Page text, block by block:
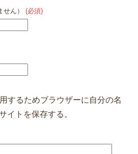
せん） (必須)
するためブラウザーに自分の名
イトを保存する。